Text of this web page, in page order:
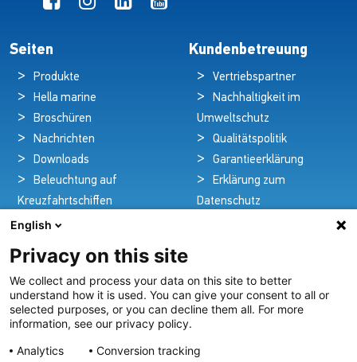
Seiten
Produkte
Hella marine
Broschüren
Nachrichten
Downloads
Beleuchtung auf
Kreuzfahrtschiffen
Kontakt
Kundenbetreuung
Vertriebspartner
Nachhaltigkeit im
Umweltschutz
Qualitätspolitik
Garantieerklärung
Erklärung zum
Datenschutz
Pioniere in nautischer Brillanz und Innovation
Seit über 100 Jahren entwickeln und liefern wir mit
Leidenschaft innovative Beleuchtungslösungen für alle
Bereiche der maritimen Industrie.
English
Privacy on this site
We collect and process your data on this site to better
understand how it is used. You can give your consent to all or
selected purposes, or you can decline them all. For more
information, see our privacy policy.
Analytics
Conversion tracking